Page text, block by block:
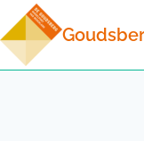
Doorgaan
naar
inhoud